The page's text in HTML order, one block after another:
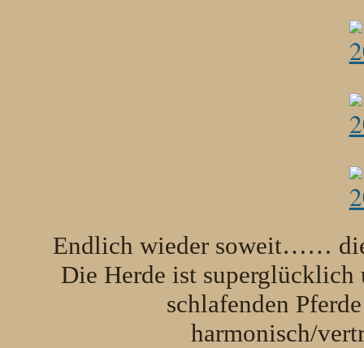
Endlich wieder soweit……
Die Herde ist superglücklich
schlafenden
harmonisch/